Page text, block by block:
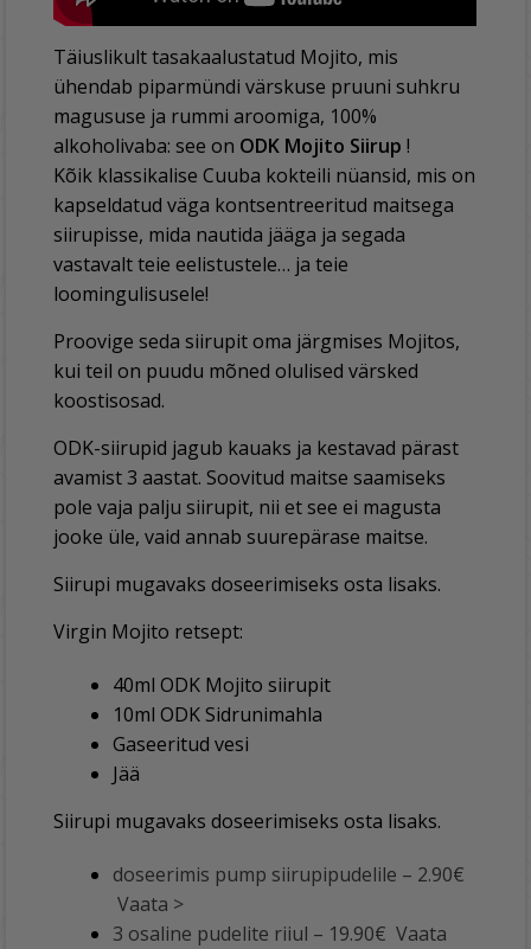
Täiuslikult tasakaalustatud Mojito, mis
ühendab piparmündi värskuse pruuni suhkru
magususe ja rummi aroomiga, 100%
alkoholivaba: see on ODK Mojito Siirup !
Kõik klassikalise Cuuba kokteili nüansid, mis on
kapseldatud väga kontsentreeritud maitsega
siirupisse, mida nautida jääga ja segada
vastavalt teie eelistustele… ja teie
loomingulisusele!
Proovige seda siirupit oma järgmises Mojitos,
kui teil on puudu mõned olulised värsked
koostisosad.
ODK-siirupid jagub kauaks ja kestavad pärast
avamist 3 aastat. Soovitud maitse saamiseks
pole vaja palju siirupit, nii et see ei magusta
jooke üle, vaid annab suurepärase maitse.
Siirupi mugavaks doseerimiseks osta lisaks.
Virgin Mojito retsept:
40ml ODK Mojito siirupit
10ml ODK Sidrunimahla
Gaseeritud vesi
Jää
Siirupi mugavaks doseerimiseks osta lisaks.
doseerimis pump siirupipudelile – 2.90€
Vaata >
3 osaline pudelite riiul – 19.90€ Vaata